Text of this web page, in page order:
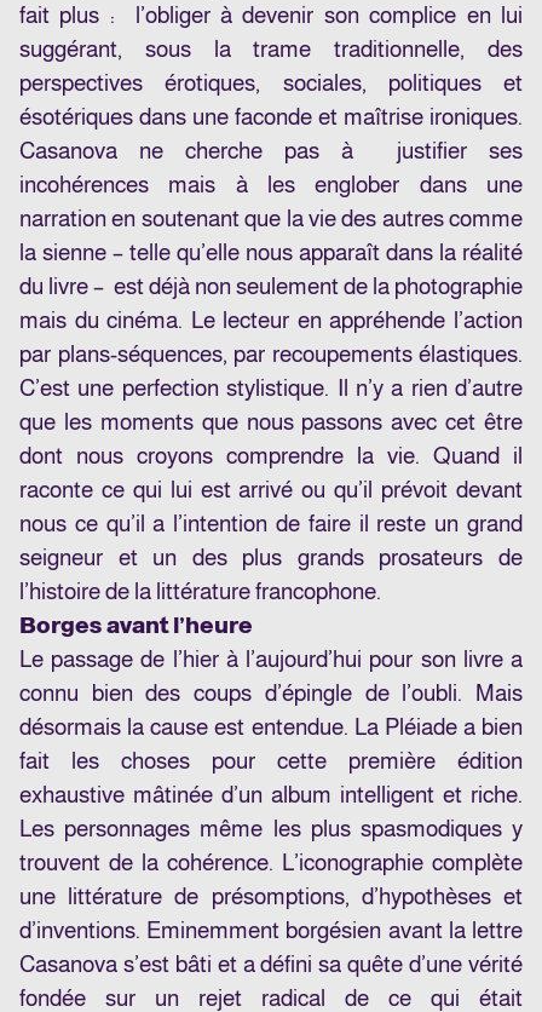
fait plus : l’obliger à devenir son complice en lui
suggérant, sous la trame traditionnelle, des
perspectives érotiques, sociales, politiques et
ésotériques dans une faconde et maîtrise ironiques.
Casanova ne cherche pas à justifier ses
incohérences mais à les englober dans une
narration en soutenant que la vie des autres comme
la sienne – telle qu’elle nous apparaît dans la réalité
du livre – est déjà non seulement de la photographie
mais du cinéma. Le lecteur en appréhende l’action
par plans-séquences, par recoupements élastiques.
C’est une perfection stylistique. Il n’y a rien d’autre
que les moments que nous passons avec cet être
dont nous croyons comprendre la vie. Quand il
raconte ce qui lui est arrivé ou qu’il prévoit devant
nous ce qu’il a l’intention de faire il reste un grand
seigneur et un des plus grands prosateurs de
l’histoire de la littérature francophone.
Borges avant l’heure
Le passage de l’hier à l’aujourd’hui pour son livre a
connu bien des coups d’épingle de l’oubli. Mais
désormais la cause est entendue. La Pléiade a bien
fait les choses pour cette première édition
exhaustive mâtinée d’un album intelligent et riche.
Les personnages même les plus spasmodiques y
trouvent de la cohérence. L’iconographie complète
une littérature de présomptions, d’hypothèses et
d’inventions. Eminemment borgésien avant la lettre
Casanova s’est bâti et a défini sa quête d’une vérité
fondée sur un rejet radical de ce qui était